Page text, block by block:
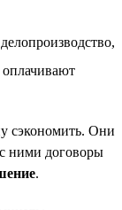
сэкономить. Они
ними договоры
.